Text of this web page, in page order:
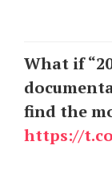
What if
find the
https://